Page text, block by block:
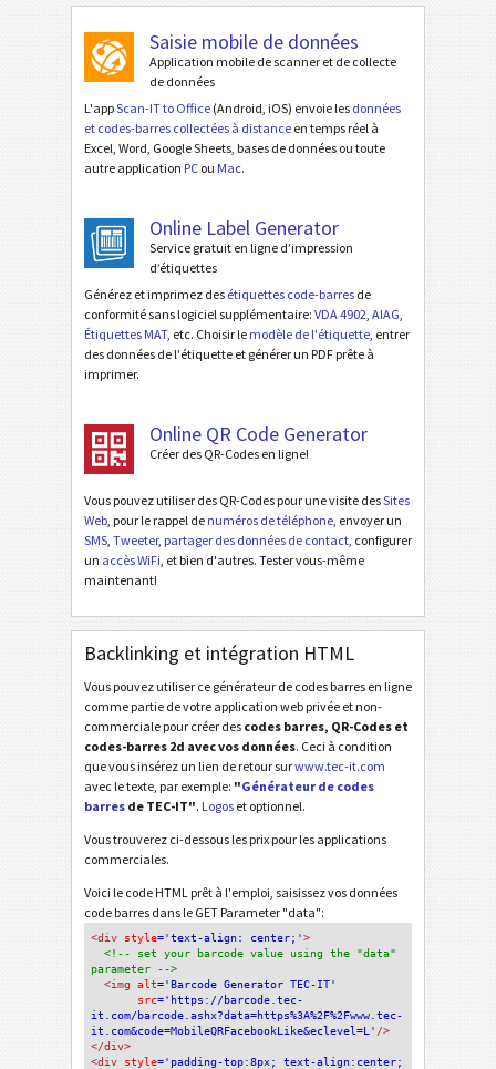
Saisie mobile de données
Application mobile de scanner et de collecte
de données
L'appScan-IT to Office (Android, iOS) envoie les données
et codes-barres collectées à distance en temps réel à
Excel, Word, Google Sheets, bases de données ou toute
autre application PC ou Mac.
Online Label Generator
Service gratuit en ligne d’impression
d’étiquettes
Générez et imprimez des étiquettes code-barres de
conformité sans logiciel supplémentaire: VDA 4902 AIAG
Étiquettes MAT, etc. Choisir le modèle de l'étiquette , entrer
des données de l'étiquette et générer un PDF prête à
imprimer.
Online QR Code Generator
Créer des QR-Codes en ligne!
Vous pouvez utiliser des QR-Codes pour une visite desSites
Web , pour le rappel de numéros de téléphone , envoyer un
SMS Tweeter, partager des données de contact , configurer
un accès WiFi , et bien d'autres. Tester vous-même
maintenant!
Backlinking et intégration HTML
Vous pouvez utiliser ce générateur de codes barres en ligne
comme partie de votre application web privée et non-
commerciale pour créer des codes barres, QR-Codes et
codes-barres 2d avec vos données. Ceci à condition
que vous insérez un lien de retour surwww.tec-it.com
avec le texte, par exemple: "Générateur de codes
barres de TEC-IT". Logos et optionnel.
Vous trouverez ci-dessous les prix pour les applications
commerciales.
Voici le code HTML prêt à l'emploi, saisissez vos données
code barres dans le GET Parameter "data":
<div style='text-align: center;'>
<!-- set your barcode value using the "data"
parameter -->
<img alt='Barcode Generator TEC-IT'
src='https://barcode.tec-
it.com/barcode.ashx?data=https%3A%2F%2Fwww.tec-
it.com&code=MobileQRFacebookLike&eclevel=L' />
</div>
<div style='padding-top:8px; text-align:center;